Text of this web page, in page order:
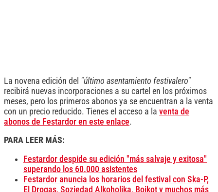
La novena edición del "último asentamiento festivalero"
recibirá nuevas incorporaciones a su cartel en los próximos
meses, pero los primeros abonos ya se encuentran a la venta
con un precio reducido. Tienes el acceso a la venta de
abonos de Festardor en este enlace.
PARA LEER MÁS:
Festardor despide su edición "más salvaje y exitosa"
superando los 60.000 asistentes
Festardor anuncia los horarios del festival con Ska-P,
El Drogas, Soziedad Alkoholika, Boikot y muchos más